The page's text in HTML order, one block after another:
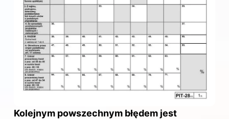
Kolejnym powszechnym błędem jest